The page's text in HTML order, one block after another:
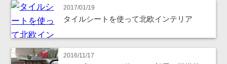
2017/01/19
タイルシートを使って北欧インテリア
2016/11/17